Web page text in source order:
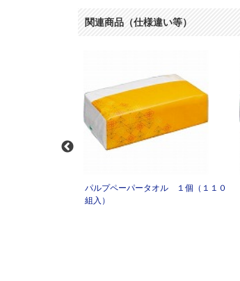
関連商品（仕様違い等）
パルプペーパータオル １個（１１０
組入）